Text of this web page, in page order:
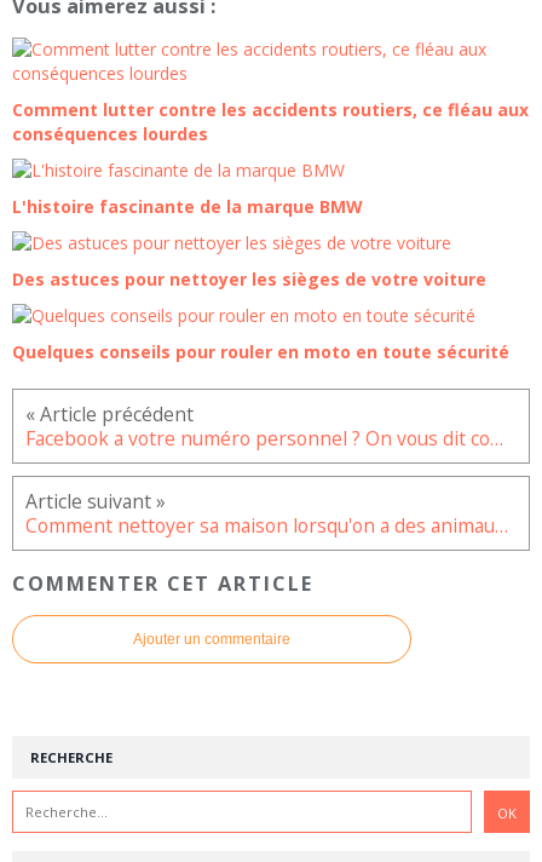
Vous aimerez aussi :
Comment lutter contre les accidents routiers, ce fléau aux
conséquences lourdes
L'histoire fascinante de la marque BMW
Des astuces pour nettoyer les sièges de votre voiture
Quelques conseils pour rouler en moto en toute sécurité
Facebook a votre numéro personnel ? On vous dit comment le supprimer
Comment nettoyer sa maison lorsqu'on a des animaux de compagnie ?
COMMENTER CET ARTICLE
Ajouter un commentaire
RECHERCHE